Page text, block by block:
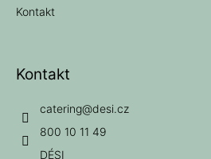
Kontakt
Kontakt
catering@desi.cz
800 10 11 49
DÉSI